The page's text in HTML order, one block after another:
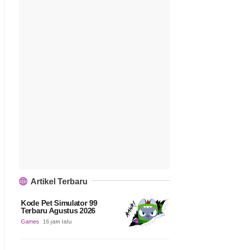
Artikel Terbaru
Kode Pet Simulator 99
Terbaru Agustus 2026
Games 16 jam lalu